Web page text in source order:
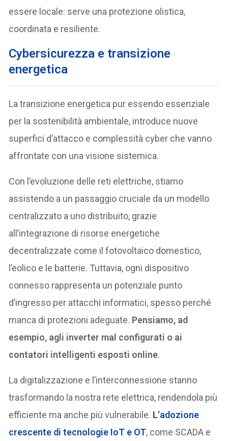
essere locale: serve una protezione olistica,
coordinata e resiliente.
Cybersicurezza e transizione
energetica
La transizione energetica pur essendo essenziale
per la sostenibilità ambientale, introduce nuove
superfici d’attacco e complessità cyber che vanno
affrontate con una visione sistemica.
Con l’evoluzione delle reti elettriche, stiamo
assistendo a un passaggio cruciale da un modello
centralizzato a uno distribuito, grazie
all’integrazione di risorse energetiche
decentralizzate come il fotovoltaico domestico,
l’eolico e le batterie. Tuttavia, ogni dispositivo
connesso rappresenta un potenziale punto
d’ingresso per attacchi informatici, spesso perché
manca di protezioni adeguate. Pensiamo, ad
esempio, agli inverter mal configurati o ai
contatori intelligenti esposti online.
La digitalizzazione e l’interconnessione stanno
trasformando la nostra rete elettrica, rendendola più
efficiente ma anche più vulnerabile. L’adozione
crescente di tecnologie IoT e OT, come SCADA e